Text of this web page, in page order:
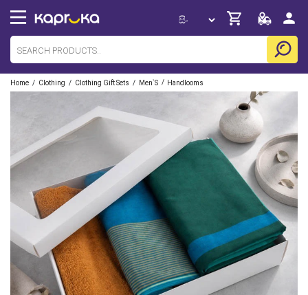
Home / Clothing / Clothing Gift Sets / Men`s / Handlooms